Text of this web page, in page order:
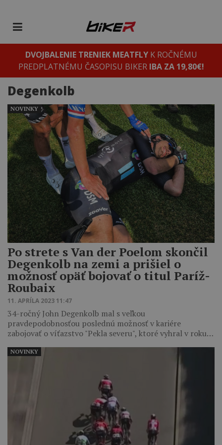
DVOJBALENIE TRENIEK MEATFLYK ROČNÉMU
PREDPLATNÉMU ČASOPISU BIKER IBA ZA 19,80€!
Degenkolb
Po strete s Van der Poelom skončil
Degenkolb na zemi a prišiel o
možnosť opäť bojovať o titul Paríž-
Roubaix
11. APRÍLA 2023 11:47
34-ročný John Degenkolb mal s veľkou
pravdepodobnosťou poslednú možnosť v kariére
zabojovať o víťazstvo "Pekla severu", ktoré vyhral v roku…
NOVINKY
NOVINKY